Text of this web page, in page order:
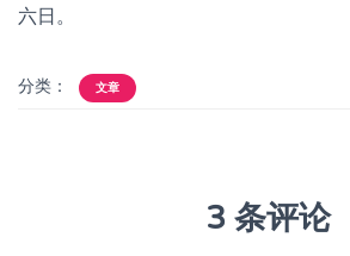
六日。
分类： 文章
3 条评论